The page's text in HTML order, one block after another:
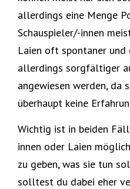
allerdings eine Menge
Schauspieler/-innen
Laien oft spontaner und
allerdings sorgfältiger
angewiesen werden, da
überhaupt keine
Wichtig ist in beiden
innen oder Laien
zu geben, was sie tun
solltest du dabei eher